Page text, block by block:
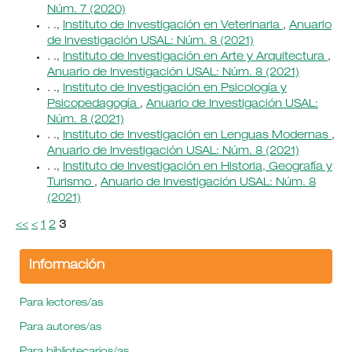
Núm. 7 (2020)
. ., Instituto de Investigación en Veterinaria , Anuario
de Investigación USAL: Núm. 8 (2021)
. ., Instituto de Investigación en Arte y Arquitectura ,
Anuario de Investigación USAL: Núm. 8 (2021)
. ., Instituto de Investigación en Psicología y
Psicopedagogía , Anuario de Investigación USAL:
Núm. 8 (2021)
. ., Instituto de Investigación en Lenguas Modernas ,
Anuario de Investigación USAL: Núm. 8 (2021)
. ., Instituto de Investigación en Historia, Geografía y
Turismo , Anuario de Investigación USAL: Núm. 8
(2021)
<< < 1 2 3
Información
Para lectores/as
Para autores/as